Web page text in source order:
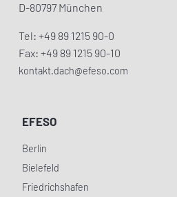
D-80797 München
Tel: +49 89 1215 90-0
Fax: +49 89 1215 90-10
kontakt.dach@efeso.com
EFESO
Berlin
Bielefeld
Friedrichshafen